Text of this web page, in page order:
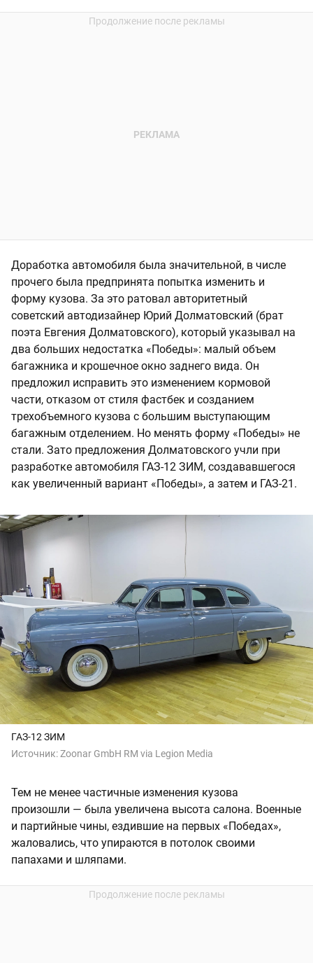
Доработка автомобиля была значительной, в числе
прочего была предпринята попытка изменить и
форму кузова. За это ратовал авторитетный
советский автодизайнер Юрий Долматовский (брат
поэта Евгения Долматовского), который указывал на
два больших недостатка «Победы»: малый объем
багажника и крошечное окно заднего вида. Он
предложил исправить это изменением кормовой
части, отказом от стиля фастбек и созданием
трехобъемного кузова с большим выступающим
багажным отделением. Но менять форму «Победы» не
стали. Зато предложения Долматовского учли при
разработке автомобиля ГАЗ-12 ЗИМ, создававшегося
как увеличенный вариант «Победы», а затем и ГАЗ-21.
ГАЗ-12 ЗИМ
Источник:Zoonar GmbH RM via Legion Media
Тем не менее частичные изменения кузова
произошли — была увеличена высота салона. Военные
и партийные чины, ездившие на первых «Победах»,
жаловались, что упираются в потолок своими
папахами и шляпами.